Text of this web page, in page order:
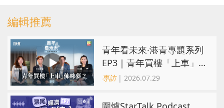
編輯推薦
青年看未來·港青專題系列
EP3｜青年買樓「上車」
係咪夢？ 觀念改變居住選
專訪| 2026.07.29